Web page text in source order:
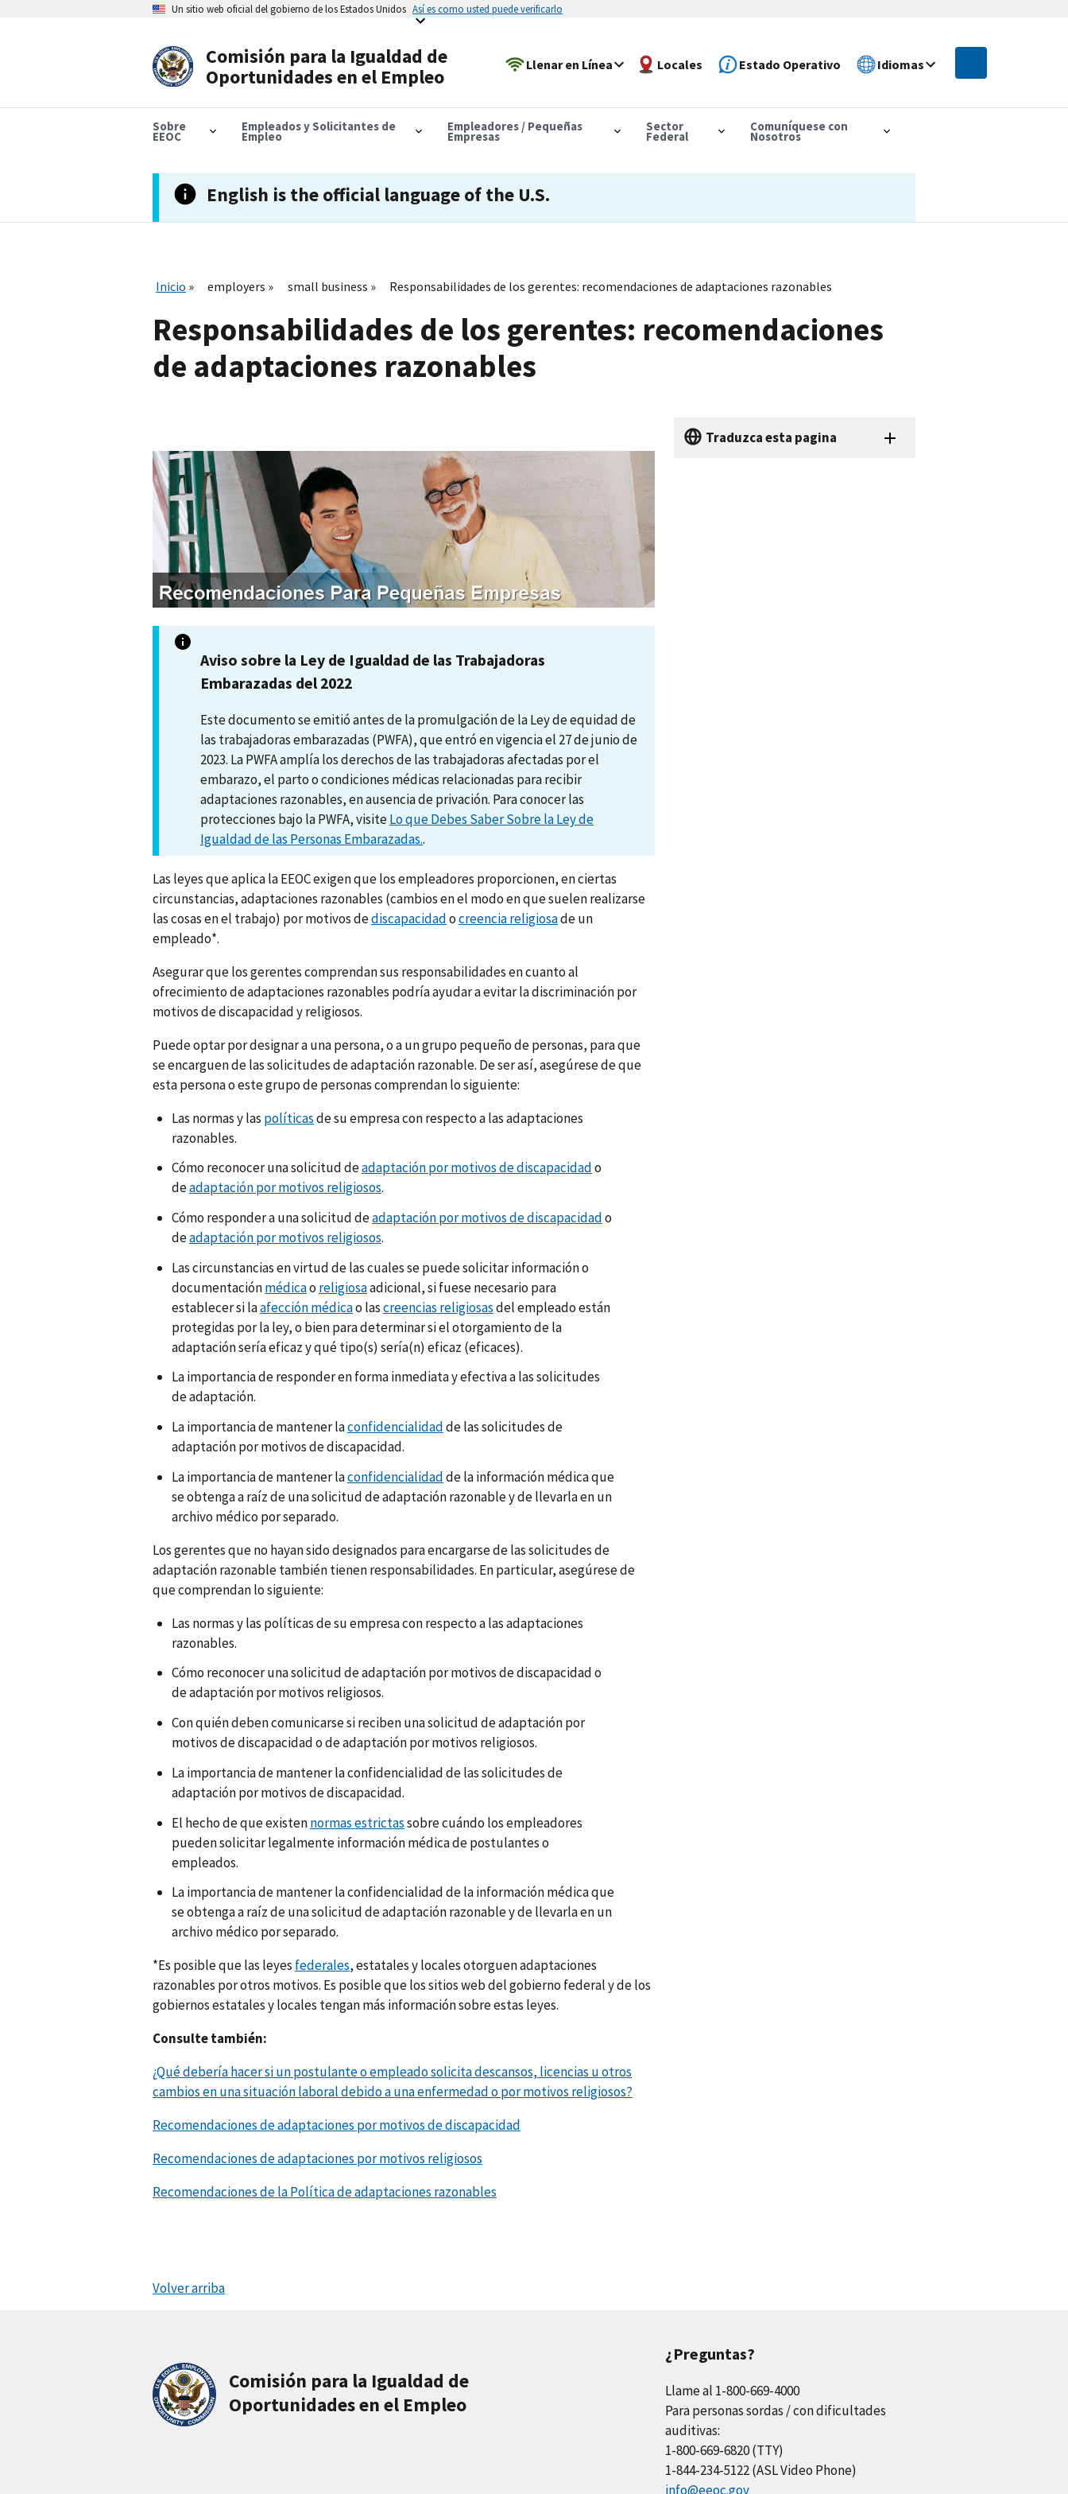
Un sitio web oficial del gobierno de los Estados Unidos Así es como usted puede verificarlo
Comisión para la Igualdad de
Oportunidades en el Empleo
Llenar en Línea Locales Estado Operativo Idiomas
Sobre
EEOC
Empleados y Solicitantes de
Empleo
Empleadores / Pequeñas
Empresas
Sector
Federal
Comuníquese con
Nosotros
English is the official language of the U.S.
Inicio employers small business Responsabilidades de los gerentes: recomendaciones de adaptaciones razonables
Responsabilidades de los gerentes: recomendaciones
de adaptaciones razonables
I
m
a
Aviso sobre la Ley de Igualdad de las Trabajadoras
Embarazadas del 2022
Este documento se emitió antes de la promulgación de la Ley de equidad de
las trabajadoras embarazadas (PWFA), que entró en vigencia el 27 de junio de
2023. La PWFA amplía los derechos de las trabajadoras afectadas por el
embarazo, el parto o condiciones médicas relacionadas para recibir
adaptaciones razonables, en ausencia de privación. Para conocer las
protecciones bajo la PWFA, visiteLo que Debes Saber Sobre la Ley de
Igualdad de las Personas Embarazadas..
Las leyes que aplica la EEOC exigen que los empleadores proporcionen, en ciertas
circunstancias, adaptaciones razonables (cambios en el modo en que suelen realizarse
las cosas en el trabajo) por motivos dediscapacidadocreencia religiosade un
empleado*.
Asegurar que los gerentes comprendan sus responsabilidades en cuanto al
ofrecimiento de adaptaciones razonables podría ayudar a evitar la discriminación por
motivos de discapacidad y religiosos.
Puede optar por designar a una persona, o a un grupo pequeño de personas, para que
se encarguen de las solicitudes de adaptación razonable. De ser así, asegúrese de que
esta persona o este grupo de personas comprendan lo siguiente:
Las normas y las políticasde su empresa con respecto a las adaptaciones
razonables.
Cómo reconocer una solicitud deadaptación por motivos de discapacidado
deadaptación por motivos religiosos.
Cómo responder a una solicitud deadaptación por motivos de discapacidado
deadaptación por motivos religiosos.
Las circunstancias en virtud de las cuales se puede solicitar información o
documentaciónmédicao religiosaadicional, si fuese necesario para
establecer si laafección médicao lascreencias religiosasdel empleado están
protegidas por la ley, o bien para determinar si el otorgamiento de la
adaptación sería eficaz y qué tipo(s) sería(n) eficaz (eficaces).
La importancia de responder en forma inmediata y efectiva a las solicitudes
de adaptación.
La importancia de mantener laconfidencialidadde las solicitudes de
adaptación por motivos de discapacidad.
La importancia de mantener laconfidencialidadde la información médica que
se obtenga a raíz de una solicitud de adaptación razonable y de llevarla en un
archivo médico por separado.
Los gerentes que no hayan sido designados para encargarse de las solicitudes de
adaptación razonable también tienen responsabilidades. En particular, asegúrese de
que comprendan lo siguiente:
Las normas y las políticas de su empresa con respecto a las adaptaciones
razonables.
Cómo reconocer una solicitud de adaptación por motivos de discapacidad o
de adaptación por motivos religiosos.
Con quién deben comunicarse si reciben una solicitud de adaptación por
motivos de discapacidad o de adaptación por motivos religiosos.
La importancia de mantener la confidencialidad de las solicitudes de
adaptación por motivos de discapacidad.
El hecho de que existennormas estrictassobre cuándo los empleadores
pueden solicitar legalmente información médica de postulantes o
empleados.
La importancia de mantener la confidencialidad de la información médica que
se obtenga a raíz de una solicitud de adaptación razonable y de llevarla en un
archivo médico por separado.
*Es posible que las leyes federales, estatales y locales otorguen adaptaciones
razonables por otros motivos. Es posible que los sitios web del gobierno federal y de los
gobiernos estatales y locales tengan más información sobre estas leyes.
Consulte también:
¿Qué debería hacer si un postulante o empleado solicita descansos, licencias u otros
cambios en una situación laboral debido a una enfermedad o por motivos religiosos?
Recomendaciones de adaptaciones por motivos de discapacidad
Recomendaciones de adaptaciones por motivos religiosos
Recomendaciones de la Política de adaptaciones razonables
Traduzca esta pagina
Volver arriba
Comisión para la Igualdad de
Oportunidades en el Empleo
¿Preguntas?
Llame al 1-800-669-4000
Para personas sordas / con dificultades
auditivas:
1-800-669-6820 (TTY)
1-844-234-5122 (ASL Video Phone)
info@eeoc.gov